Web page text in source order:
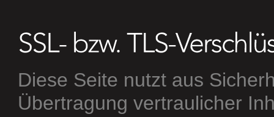
Diese Seite nutzt aus
Übertragung vertraulicher